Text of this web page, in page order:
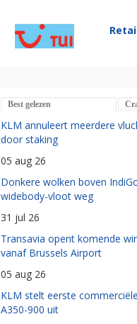
Best gelezen
KLM annuleert meerdere
door staking
05 aug 26
Donkere wolken boven
widebody-vloot weg
31 jul 26
Transavia opent komende
vanaf Brussels Airport
05 aug 26
KLM stelt eerste
A350-900 uit